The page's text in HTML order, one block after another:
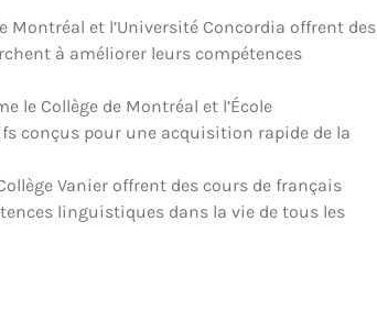
Montréal et l’Université Concordia offrent des
à améliorer leurs compétences
le Collège de Montréal et l’École
conçus pour une acquisition rapide de la
Vanier offrent des cours de français
linguistiques dans la vie de tous les